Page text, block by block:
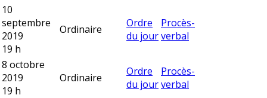
10
septembre
2019
19 h
Ordinaire
Ordre
du jour
Procès-
verbal
8 octobre
2019
19 h
Ordinaire
Ordre
du jour
Procès-
verbal